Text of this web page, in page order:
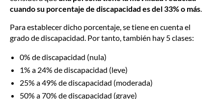
cuando su porcentaje de discapacidad es del 33% o más.
Para establecer dicho porcentaje, se tiene en cuenta el
grado de discapacidad. Por tanto, también hay 5 clases:
0% de discapacidad (nula)
1% a 24% de discapacidad (leve)
25% a 49% de discapacidad (moderada)
50% a 70% de discapacidad (grave)